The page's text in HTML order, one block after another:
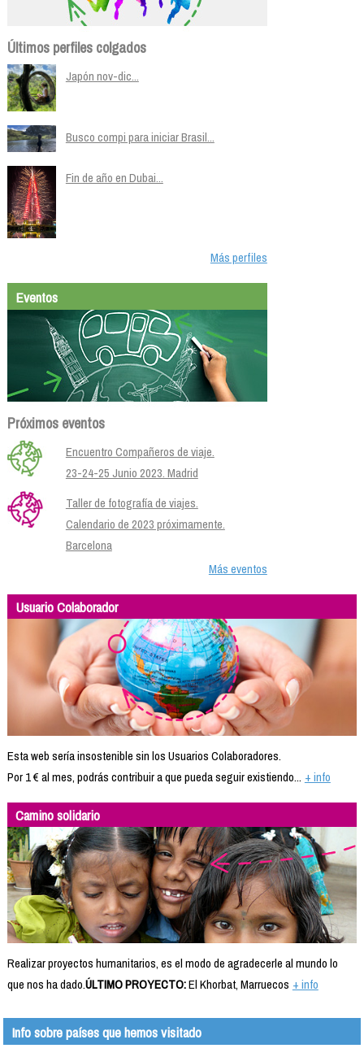
Últimos perfiles colgados
Japón nov-dic...
Busco compi para iniciar Brasil...
Fin de año en Dubai...
Más perfiles
Eventos
Próximos eventos
Encuentro Compañeros de viaje.
23-24-25 Junio 2023. Madrid
Taller de fotografía de viajes.
Calendario de 2023 próximamente.
Barcelona
Más eventos
Usuario Colaborador
Esta web sería insostenible sin los Usuarios Colaboradores.
Por 1 € al mes, podrás contribuir a que pueda seguir existiendo... + info
Camino solidario
Realizar proyectos humanitarios, es el modo de agradecerle al mundo lo
que nos ha dado.ÚLTIMO PROYECTO:El Khorbat, Marruecos + info
Info sobre países que hemos visitado